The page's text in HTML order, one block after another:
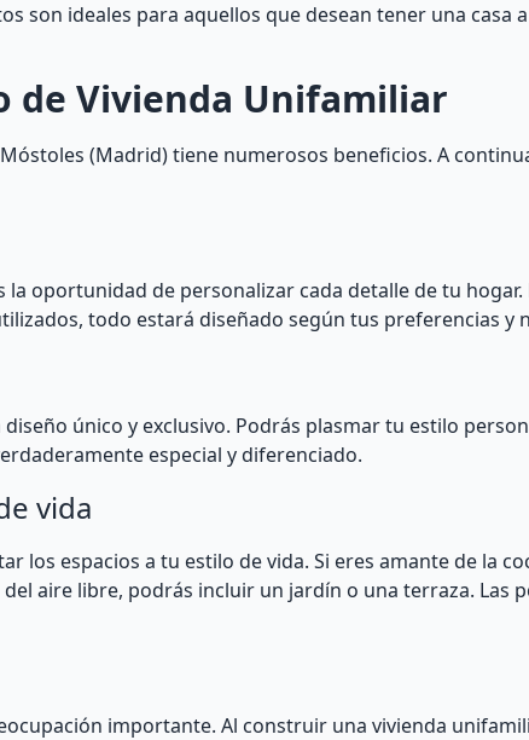
son ideales para aquellos que desean tener una casa
de Vivienda Unifamiliar
(Madrid) tiene numerosos beneficios. A
oportunidad de personalizar cada detalle de tu hogar.
todo estará diseñado según tus preferencias y
único y exclusivo. Podrás plasmar tu estilo
especial y diferenciado.
vida
los espacios a tu estilo de vida. Si eres amante de la
aire libre, podrás incluir un jardín o una terraza. Las
importante. Al construir una vivienda